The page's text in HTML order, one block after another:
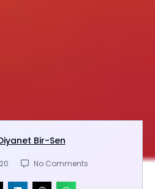
Bir-Sen
No Comments